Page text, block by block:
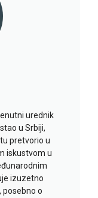
urednik
u Srbiji,
pretvorio u
iskustvom u
izuzetno
o